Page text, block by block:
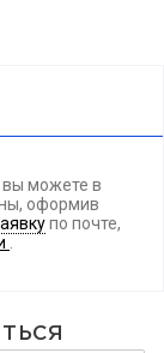
вы можете в
оформив
по почте,